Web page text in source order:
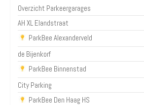
Overzicht Parkeergarages
AH XL Elandstraat
ParkBee Alexanderveld
de Bijenkorf
ParkBee Binnenstad
City Parking
ParkBee Den Haag HS